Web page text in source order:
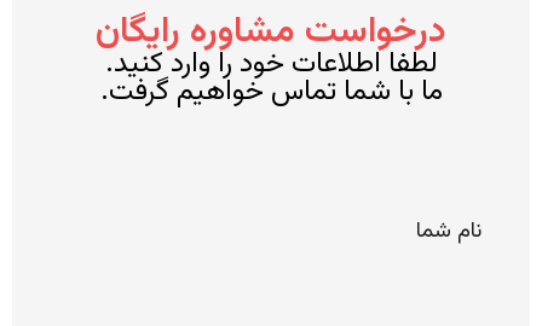
درخواست مشاوره رایگان
لطفا اطلاعات خود را وارد کنید.
ما با شما تماس خواهیم گرفت.
شما